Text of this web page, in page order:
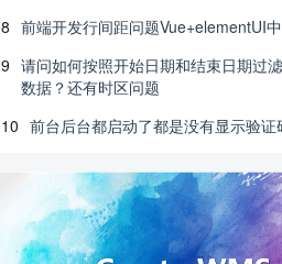
8 前端开发行间距问题Vue+elementUI
9 请问如何按照开始日期和结束日期过
数据？还有时区问题
10 前台后台都启动了都是没有显示验证